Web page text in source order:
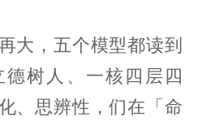
大，五个模型都读到
树人、一核四层四
、思辨性，们在「命